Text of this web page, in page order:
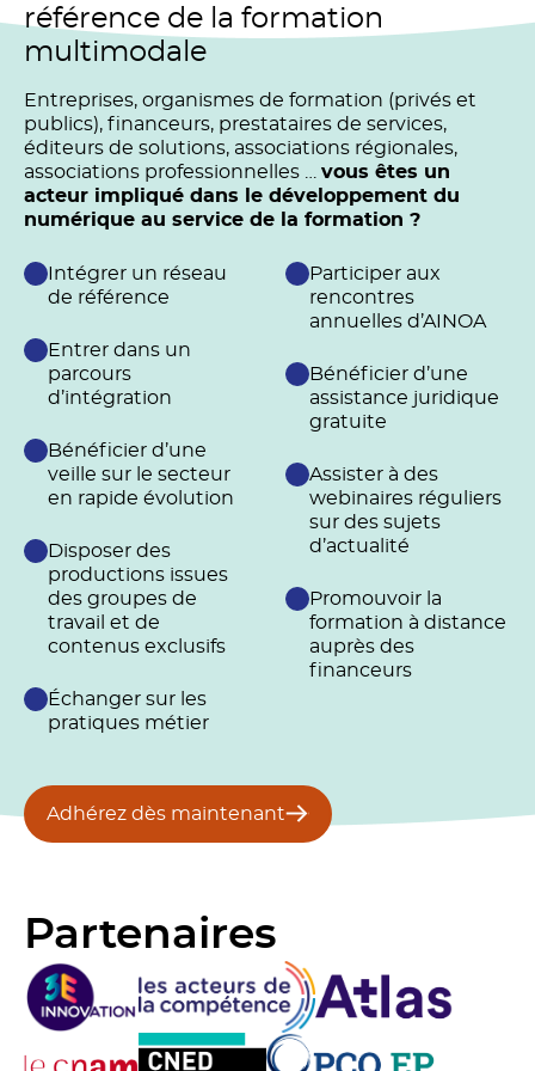
référence de la formation
multimodale
Entreprises, organismes de formation (privés et
publics), financeurs, prestataires de services,
éditeurs de solutions, associations régionales,
associations professionnelles … vous êtes un
acteur impliqué dans le développement du
numérique au service de la formation ?
Intégrer un réseau
de référence
Entrer dans un
parcours
d’intégration
Bénéficier d’une
veille sur le secteur
en rapide évolution
Disposer des
productions issues
des groupes de
travail et de
contenus exclusifs
Échanger sur les
pratiques métier
Participer aux
rencontres
annuelles d’AINOA
Bénéficier d’une
assistance juridique
gratuite
Assister à des
webinaires réguliers
sur des sujets
d’actualité
Promouvoir la
formation à distance
auprès des
financeurs
Adhérez dès maintenant
Partenaires